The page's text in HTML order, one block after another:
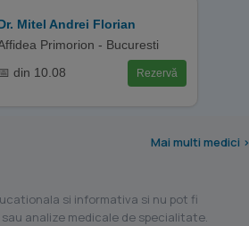
Mitel Andrei Florian
Primorion - Bucuresti
📅 din 10.08
Rezervă
Mai multi medici >
si informativa si nu pot fi
analize medicale de specialitate.